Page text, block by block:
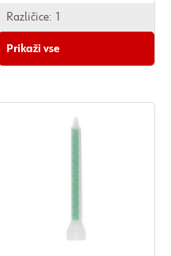
Različice: 1
Prikaži vse